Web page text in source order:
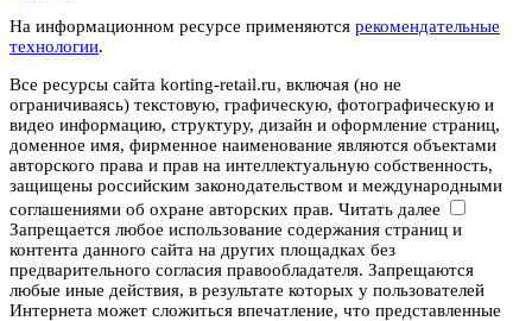
На информационном ресурсе применяются рекомендательные
технологии.
Все ресурсы сайта korting-retail.ru, включая (но не
ограничиваясь) текстовую, графическую, фотографическую и
видео информацию, структуру, дизайн и оформление страниц,
доменное имя, фирменное наименование являются объектами
авторского права и прав на интеллектуальную собственность,
защищены российским законодательством и международными
соглашениями об охране авторских прав. Читать далее
Запрещается любое использование содержания страниц и
контента данного сайта на других площадках без
предварительного согласия правообладателя. Запрещаются
любые иные действия, в результате которых у пользователей
Интернета может сложиться впечатление, что представленные